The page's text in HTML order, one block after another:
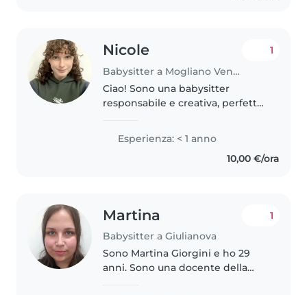
Nicole
Babysitter a Mogliano Veneto
1
Ciao! Sono una babysitter
responsabile e creativa, perfetta
bambini in età prescolare e
adoro disegnare, fare lavoretti e
Esperienza: < 1 anno
10,00 €/ora
Martina
Babysitter a Giulianova
1
Sono Martina Giorgini e ho 29
anni. Sono una docente della